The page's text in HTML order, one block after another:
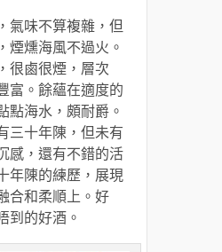
氣味不算複雜，但
煙燻海風不過火。
很鹵很煙，層次
富。餘蘊在適度的
點海水，頗耐爵。
三十年陳，但未有
感，還有不錯的活
年陳的練歷，展現
合和柔順上。好
到的好酒。